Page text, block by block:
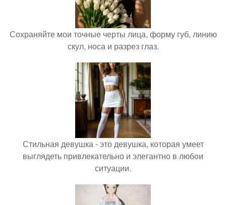
Сохраняйте мои точные черты лица, форму губ, линию
скул, носа и разрез глаз.
Стильная девушка - это девушка, которая умеет
выглядеть привлекательно и элегантно в любои
ситуации.